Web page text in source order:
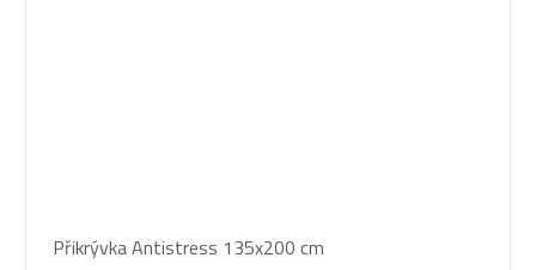
hodnocení
Přikrývka Antistress 135x200 cm